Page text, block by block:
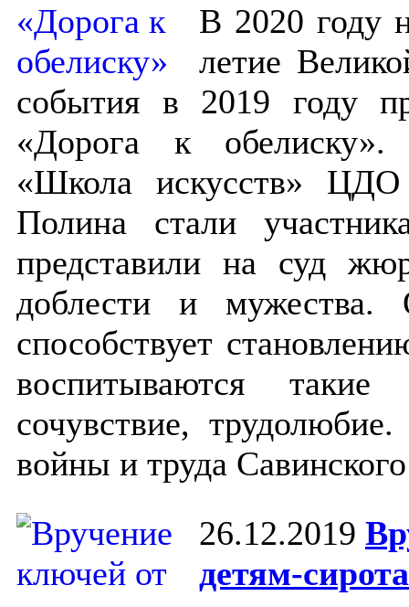
В 2020 году
летие
события в 2019 году
«Дорога к обелиску».
«Школа искусств»
Полина стали
представили на суд
доблести и
способствует
воспитываются такие
сочувствие,
войны и труда
26.12.2019
детям-